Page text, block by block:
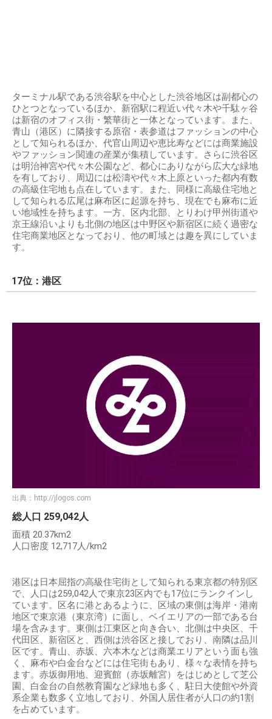
ターミナル駅である渋谷駅を中心とした渋谷地区は副都心の
ひとつとなっているほか、新宿駅に程近い代々木や千駄ヶ谷
は新宿のオフィス街・繁華街と一体となっています。また、
青山（港区）に隣接する原宿・表参道はファッションの中心
として知られるほか、代官山周辺や恵比寿などには商業施設
やファッション関連の産業が集積しています。さらに渋谷区
は明治神宮や代々木公園など、都心にありながら広大な緑地
を有しており、周辺には松濤や代々木上原といった都内有数
の高級住宅地も点在しています。また、同様に高級住宅地と
して知られる広尾は麻布区に起源を持ち、現在でも麻布に近
い地域性を持ちます。一方、区内北部、とりわけ甲州街道や
京王線沿いよりも北側の地区は中野区や新宿区に続く過密な
住宅商業地区となっており、他の町域とは趣を異にしていま
す。
17位：港区
出典： http://jlogos.com
総人口 259,042人
面積 20.37km2
人口密度 12,717人/km2
港区は日本屈指の高級住宅街として知られる東京都の特別区
で、人口は259,042人で東京23区内でも17位にランクインし
ています。区名に港とあるように、区域の東側は海岸・港南
地区で東京港（東京湾）に面し、ベイエリアの一部である台
場を含みます。東側は江東区と向き合い、北側は中央区、千
代田区、新宿区と、西側は渋谷区と接しており、南隣は品川
区です。青山、赤坂、六本木などは商業エリアという面も強
く、麻布や白金台などには住宅街もあり、様々な表情を持ち
ます。赤坂御用地、迎賓館（赤坂離宮）をはじめとして芝公
園、白金台の自然教育園など緑地も多く、駐日大使館や外資
系企業も数多く立地しており、外国人居住者が人口の約1割
を占めています。